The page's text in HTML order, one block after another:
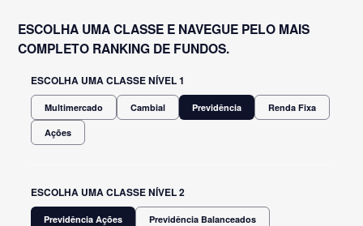
ESCOLHA UMA CLASSE E NAVEGUE PELO MAIS
COMPLETO RANKING DE FUNDOS.
ESCOLHA UMA CLASSE NÍVEL 1
Multimercado Cambial Previdência Renda Fixa
Ações
ESCOLHA UMA CLASSE NÍVEL 2
Previdência Ações Previdência Balanceados